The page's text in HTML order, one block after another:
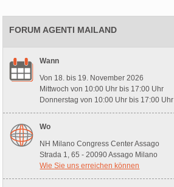
FORUM AGENTI MAILAND
Wann
Von 18. bis 19. November 2026
Mittwoch von 10:00 Uhr bis 17:00 Uhr
Donnerstag von 10:00 Uhr bis 17:00 Uhr
Wo
NH Milano Congress Center Assago
Strada 1, 65 - 20090 Assago Milano
Wie Sie uns erreichen können